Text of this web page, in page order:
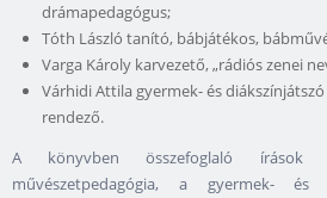
drámapedagógus;
Tóth László tanító, bábjátékos,
Varga Károly karvezető, „rádiós zenei
Várhidi Attila gyermek- és
rendező.
A könyvben összefoglaló írások
művészetpedagógia, a gyermek- és